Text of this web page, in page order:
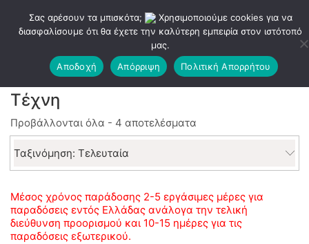
Τέχνη
Προβάλλονται όλα - 4 αποτελέσματα
by
Ταξινόμηση: Τελευταία
Μέσος χρόνος παράδοσης 2-5 εργάσιμες μέρες για
παραδόσεις εντός Ελλάδας ανάλογα την τελική
διεύθυνση προορισμού και 10-15 ημέρες για τις
παραδόσεις εξωτερικού.
Σας αρέσουν τα μπισκότα;
Χρησιμοποιούμε cookies για να
διασφαλίσουμε ότι θα έχετε την καλύτερη εμπειρία στον ιστότοπό
μας.
Αποδοχή
Απόρριψη Πολιτική Απορρήτου